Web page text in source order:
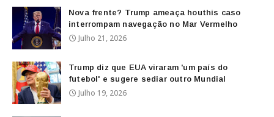
Nova frente? Trump ameaça houthis caso
interrompam navegação no Mar Vermelho
Julho 21, 2026
Trump diz que EUA viraram 'um país do
futebol' e sugere sediar outro Mundial
Julho 19, 2026